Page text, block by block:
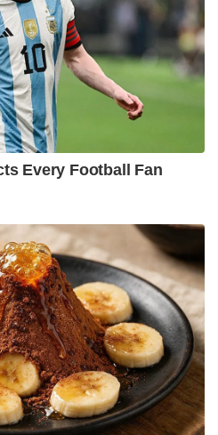
തന്നെയായിരിക്കും
കൈഫ്
എഡ്ജ്ബാസ്റ്റൺ,
നടക്കുന്ന
പരമ്പര വിരാടിനും
സാഹചര്യങ്ങൾ
വലിയ ബൗൺസ്
നന്നായി സ്വിങ് ചെയ്യും.
ഇപ്പോൾ ഏകദിന ഫോർമാറ്റ്
ഫോമിൽ തുടരാൻ
കുറിച്ച് ഇവർ
നിരവധി
കൈഫ്